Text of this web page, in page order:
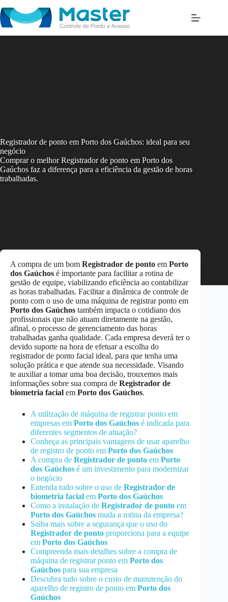
to
content
Registrador de ponto em Porto dos Gaúchos: ideal para seu
negócio
Comprar o melhor Registrador de ponto em Porto dos
Gaúchos faz a diferença para a eficiência da gestão de horas
trabalhadas.
A compra de um bom Registrador de ponto em Porto
dos Gaúchos é importante para facilitar a rotina de
gestão de equipe, viabilizando eficiência ao contabilizar
as horas trabalhadas. Facilitar a dinâmica de controle de
ponto com o uso de uma máquina de registrar ponto em
Porto dos Gaúchos também impacta o cotidiano dos
profissionais que não atuam diretamente na gestão,
afinal, o processo de gerenciamento das horas
trabalhadas ganha qualidade. Cada empresa deverá ter o
devido suporte na hora de efetuar a escolha do
registrador de ponto facial ideal, para que tenha uma
solução prática e que atende sua necessidade. Visando
te auxiliar a tomar uma boa decisão, trouxemos mais
informações sobre sua compra de Registrador de
biometria facial em Porto dos Gaúchos.
A utilização de máquina de registrar ponto em
empresas em Porto dos Gaúchos é indicada para
diferentes segmentos de atuação?
Conheça as principais vantagens de usar aparelho
de registro de ponto em Porto dos Gaúchos
A compra de Registrador de ponto em Porto
dos Gaúchos é um investimento para modernizar
o negócio
Entenda tudo sobre o uso de Registrador de
biometria facial em Porto dos Gaúchos
Como a instalação de Registrador de ponto em
Porto dos Gaúchos muda a rotina da empresa?
Saiba mais sobre a segurança que o uso do
Registrador de ponto proporciona para a equipe
em Porto dos Gaúchos
Compreenda mais detalhes sobre a compra de
máquina de registrar ponto em Porto dos
Gaúchos para sua empresa
Descubra tudo sobre o custo de manutenção do
aparelho de registro de ponto em Porto dos
Gaúchos